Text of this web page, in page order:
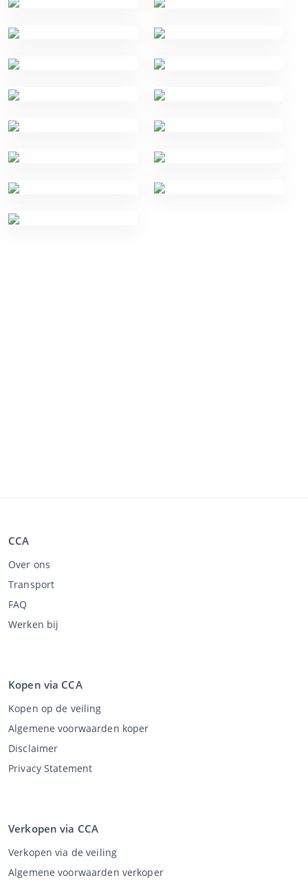
CCA
Over ons
Transport
FAQ
Werken bij
Kopen via CCA
Kopen op de veiling
Algemene voorwaarden koper
Disclaimer
Privacy Statement
Verkopen via CCA
Verkopen via de veiling
Algemene voorwaarden verkoper